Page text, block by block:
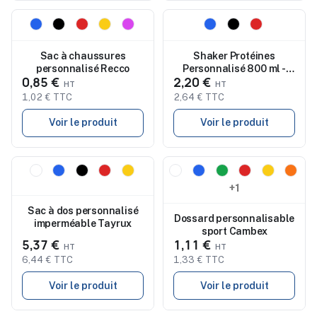
Nouveau
Sac à chaussures
personnalisé Recco
0,85 €
1,02 € TTC
Voir le produit
Nouveau
Shaker Protéines
Personnalisé 800 ml -
Finterrix
2,20 €
2,64 € TTC
Voir le produit
Nouveau
Sac à dos personnalisé
imperméable Tayrux
5,37 €
6,44 € TTC
Voir le produit
Nouveau
+1
Dossard personnalisable
sport Cambex
1,11 €
1,33 € TTC
Voir le produit